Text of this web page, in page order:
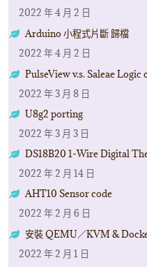
2022 年 4 月 2 日
Arduino 小程式片斷 歸檔
2022 年 4 月 2 日
PulseView v.s. Saleae Logic
2022 年 3 月 8 日
U8g2 porting
2022 年 3 月 3 日
DS18B20 1-Wire Digital
2022 年 2 月 14 日
AHT10 Sensor code
2022 年 2 月 6 日
安裝 QEMU／KVM &
2022 年 2 月 1 日